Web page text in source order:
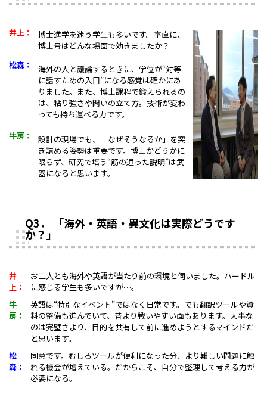
井上：
博士進学を迷う学生も多いです。率直に、
博士号はどんな場面で効きましたか？
松森：
海外の人と議論するときに、学位が“対等
に話すための入口”になる感覚は確かにあ
りました。また、博士課程で鍛えられるの
は、粘り強さや問いの立て方。技術が変わ
っても持ち運べる力です。
牛房：
設計の現場でも、「なぜそうなるか」を突
き詰める姿勢は重要です。博士かどうかに
限らず、研究で培う“筋の通った説明”は武
器になると思います。
Q3． 「海外・英語・異文化は実際どうです
か？」
井
上：
お二人とも海外や英語が当たり前の環境と伺いました。ハードル
に感じる学生も多いですが…。
牛
房：
英語は“特別なイベント”ではなく日常です。でも翻訳ツールや資
料の整備も進んでいて、昔より戦いやすい面もあります。大事な
のは完璧さより、目的を共有して前に進めようとするマインドだ
と思います。
松
森：
同意です。むしろツールが便利になった分、より難しい問題に触
れる機会が増えている。だからこそ、自分で整理して考える力が
必要になる。